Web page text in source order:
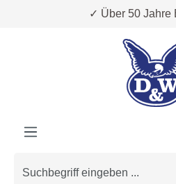
Zum Hauptinhalt springen
✓ Über 50 Jahre